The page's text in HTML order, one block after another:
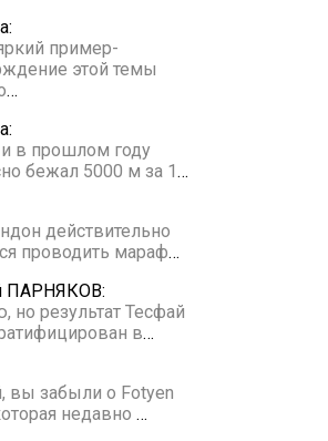
пример-
этой темы
…
в прошлом году
бежал 5000 м за 1…
действительно
проводить мараф…
ПАРНЯКОВ:
но результат Тесфай
в…
вы забыли о Fotyen
недавно …